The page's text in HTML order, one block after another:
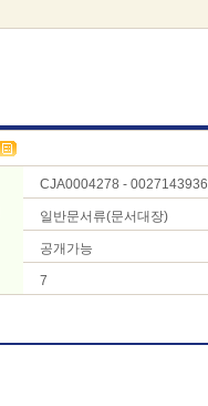
CJA0004278 - 0027143936
일반문서류(문서대장)
공개가능
7